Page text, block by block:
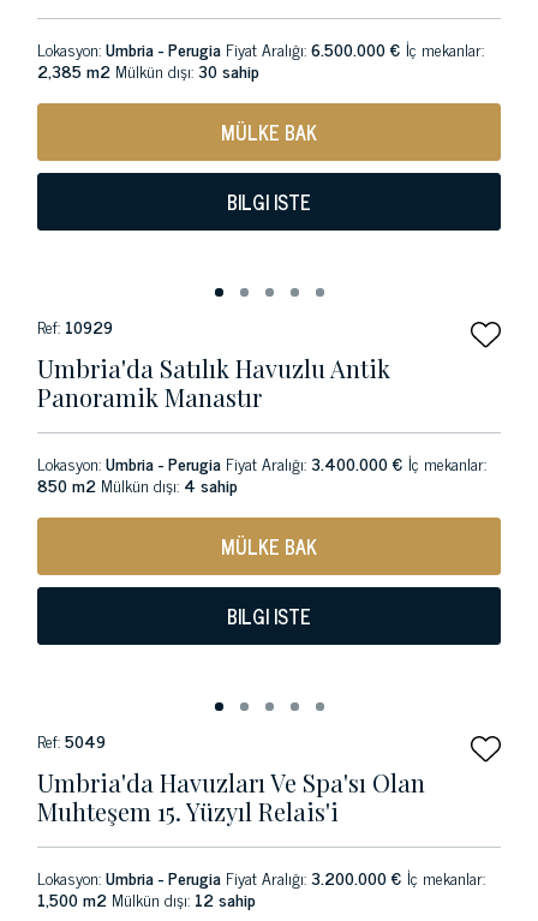
Lokasyon:Umbria - Perugia Fiyat Aralığı:6.500.000 € İç mekanlar:
2,385 m2 Mülkün dışı:30 sahip
MÜLKE BAK
BILGI ISTE
Ref: 10929
Umbria'da Satılık Havuzlu Antik
Panoramik Manastır
Lokasyon:Umbria - Perugia Fiyat Aralığı:3.400.000 € İç mekanlar:
850 m2 Mülkün dışı: 4 sahip
MÜLKE BAK
BILGI ISTE
Ref:5049
Umbria'da Havuzları Ve Spa'sı Olan
Muhteşem 15. Yüzyıl Relais'i
Lokasyon:Umbria - Perugia Fiyat Aralığı:3.200.000 € İç mekanlar:
1,500 m2 Mülkün dışı: 12 sahip